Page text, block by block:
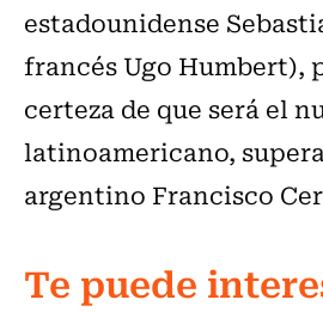
estadounidense
francés Ugo Humbert),
certeza de que será el
latinoamericano,
argentino Francisco
Te puede